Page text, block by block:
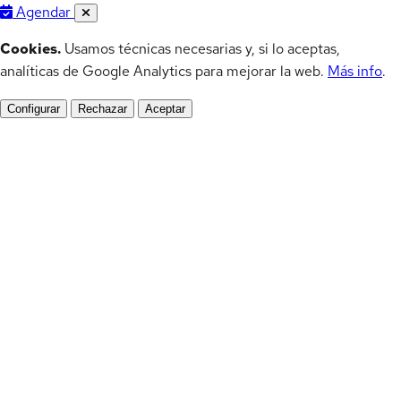
Agendar
Cookies. Usamos técnicas necesarias y, si lo aceptas,
analíticas de Google Analytics para mejorar la web. Más info.
Configurar Rechazar Aceptar